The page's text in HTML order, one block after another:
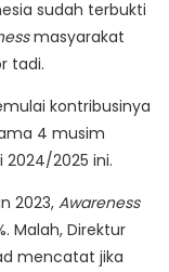
sudah terbukti
masyarakat
tadi.
kontribusinya
4 musim
2025 ini.
2023, Awareness
Malah, Direktur
mencatat jika